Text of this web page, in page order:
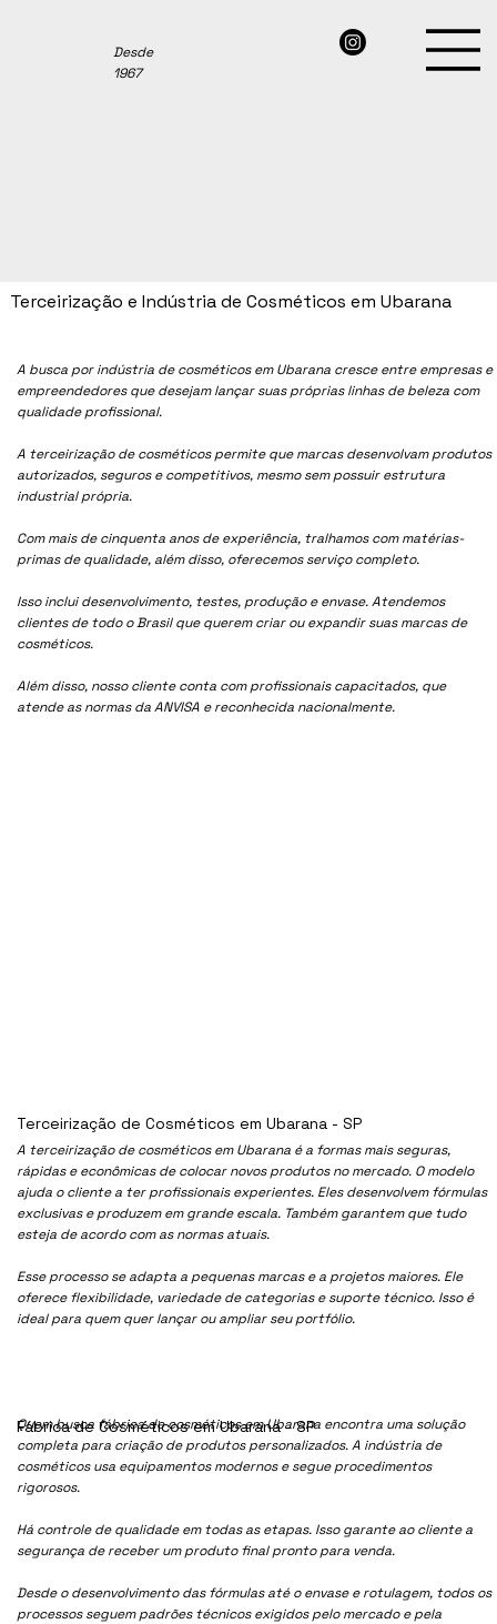
Desde
1967
A busca por indústria de cosméticos em Ubarana cresce entre empresas e
empreendedores que desejam lançar suas próprias linhas de beleza com
qualidade profissional.
A terceirização de cosméticos permite que marcas desenvolvam produtos
autorizados, seguros e competitivos, mesmo sem possuir estrutura
industrial própria.
Com mais de cinquenta anos de experiência, tralhamos com matérias-
primas de qualidade, além disso, oferecemos serviço completo.
Isso inclui desenvolvimento, testes, produção e envase. Atendemos
clientes de todo o Brasil que querem criar ou expandir suas marcas de
cosméticos.
Além disso, nosso cliente conta com profissionais capacitados, que
atende as normas da ANVISA e reconhecida nacionalmente.
A terceirização de cosméticos em Ubarana é a formas mais seguras,
rápidas e econômicas de colocar novos produtos no mercado. O modelo
ajuda o cliente a ter profissionais experientes. Eles desenvolvem fórmulas
exclusivas e produzem em grande escala. Também garantem que tudo
esteja de acordo com as normas atuais.
Esse processo se adapta a pequenas marcas e a projetos maiores. Ele
oferece flexibilidade, variedade de categorias e suporte técnico. Isso é
ideal para quem quer lançar ou ampliar seu portfólio.
Quem busca fábrica de cosméticos em Ubarana encontra uma solução
completa para criação de produtos personalizados. A indústria de
cosméticos usa equipamentos modernos e segue procedimentos
rigorosos.
Há controle de qualidade em todas as etapas. Isso garante ao cliente a
segurança de receber um produto final pronto para venda.
Desde o desenvolvimento das fórmulas até o envase e rotulagem, todos os
processos seguem padrões técnicos exigidos pelo mercado e pela
Terceirização e Indústria de Cosméticos em Ubarana
Fábrica de Cosméticos em Ubarana - SP
Terceirização de Cosméticos em Ubarana - SP